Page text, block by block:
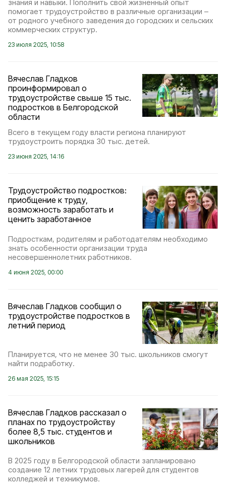
знания и навыки. Пополнить свой жизненный опыт
помогает трудоустройство в различные организации –
от родного учебного заведения до городских и сельских
коммерческих структур.
23 июля 2025, 10:58
Вячеслав Гладков
проинформировал о
трудоустройстве свыше 15 тыс.
подростков в Белгородской
области
Всего в текущем году власти региона планируют
трудоустроить порядка 30 тыс. детей.
23 июня 2025, 14:16
Трудоустройство подростков:
приобщение к труду,
возможность заработать и
ценить заработанное
Подросткам, родителям и работодателям необходимо
знать особенности организации труда
несовершеннолетних работников.
4 июня 2025, 00:00
Вячеслав Гладков сообщил о
трудоустройстве подростков в
летний период
Планируется, что не менее 30 тыс. школьников смогут
найти подработку.
26 мая 2025, 15:15
Вячеслав Гладков рассказал о
планах по трудоустройству
более 8,5 тыс. студентов и
школьников
В 2025 году в Белгородской области запланировано
создание 12 летних трудовых лагерей для студентов
колледжей и техникумов.